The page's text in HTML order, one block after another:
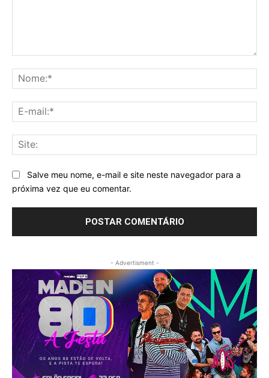
Salve meu nome, e-mail e site neste navegador para a
próxima vez que eu comentar.
- Advertisment -